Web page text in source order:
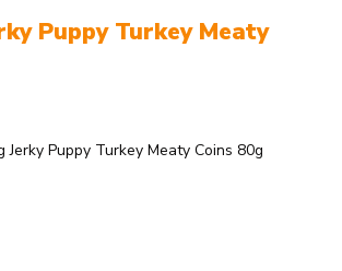
Puppy Turkey Meaty